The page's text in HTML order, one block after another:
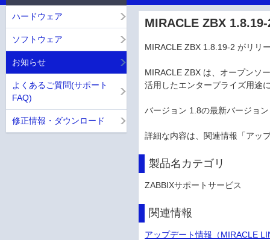
MIRACLE ZBX
MIRACLE ZBX 1.8.19-2 がリリ
MIRACLE ZBX は、オープンソ
活用したエンタープライズ用途
バージョン 1.8の最新バージョ
詳細な内容は、関連情報「アッ
製品名カテゴリ
ZABBIXサポートサービス
関連情報
アップデート情報（MIRACLE
ハードウェア
ソフトウェア
お知らせ
よくあるご質問(サポート
FAQ)
修正情報・ダウンロード